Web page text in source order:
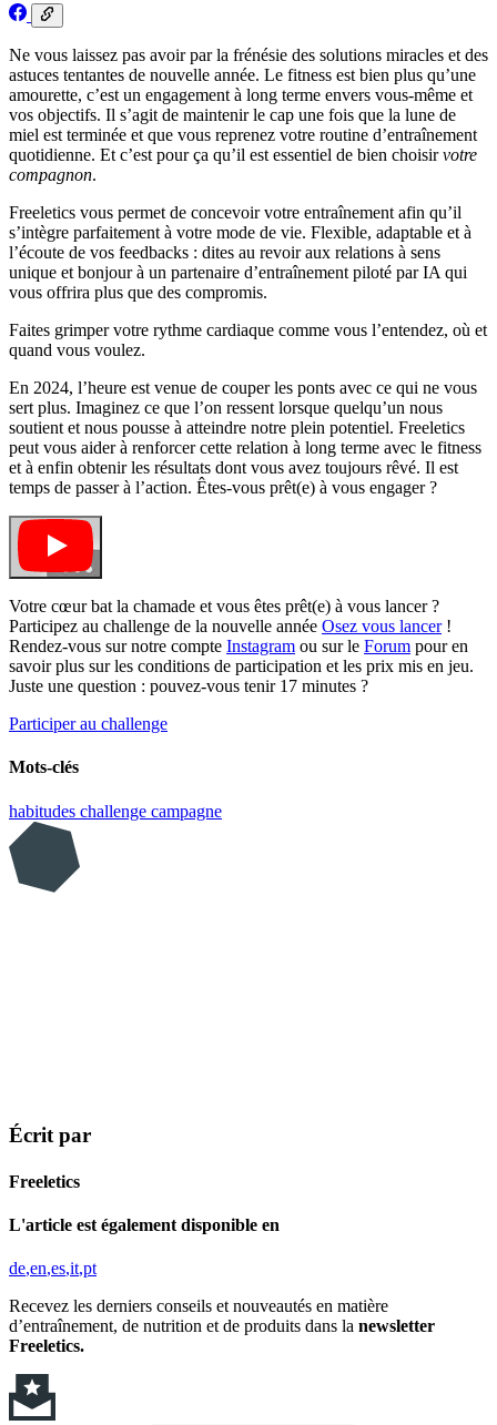
Ne vous laissez pas avoir par la frénésie des solutions miracles et des
astuces tentantes de nouvelle année. Le fitness est bien plus qu’une
amourette, c’est un engagement à long terme envers vous-même et
vos objectifs. Il s’agit de maintenir le cap une fois que la lune de
miel est terminée et que vous reprenez votre routine d’entraînement
quotidienne. Et c’est pour ça qu’il est essentiel de bien choisirvotre
compagnon.
Freeletics vous permet de concevoir votre entraînement afin qu’il
s’intègre parfaitement à votre mode de vie. Flexible, adaptable et à
l’écoute de vos feedbacks : dites au revoir aux relations à sens
unique et bonjour à un partenaire d’entraînement piloté par IA qui
vous offrira plus que des compromis.
Faites grimper votre rythme cardiaque comme vous l’entendez, où et
quand vous voulez.
En 2024, l’heure est venue de couper les ponts avec ce qui ne vous
sert plus. Imaginez ce que l’on ressent lorsque quelqu’un nous
soutient et nous pousse à atteindre notre plein potentiel. Freeletics
peut vous aider à renforcer cette relation à long terme avec le fitness
et à enfin obtenir les résultats dont vous avez toujours rêvé. Il est
temps de passer à l’action. Êtes-vous prêt(e) à vous engager ?
Votre cœur bat la chamade et vous êtes prêt(e) à vous lancer ?
Participez au challenge de la nouvelle année Osez vous lancer!
Rendez-vous sur notre compte Instagram ou sur le Forum pour en
savoir plus sur les conditions de participation et les prix mis en jeu.
Juste une question : pouvez-vous tenir 17 minutes ?
Participer au challenge
Mots-clés
habitudes challenge campagne
Écrit par
Freeletics
L'article est également disponible en
de en es it pt
Recevez les derniers conseils et nouveautés en matière
d’entraînement, de nutrition et de produits dans la newsletter
Freeletics.